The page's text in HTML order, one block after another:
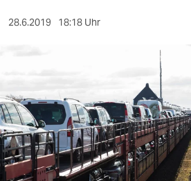
gesellschaft
berlin
nord
wahrheit
28.6.2019 18:18 Uhr